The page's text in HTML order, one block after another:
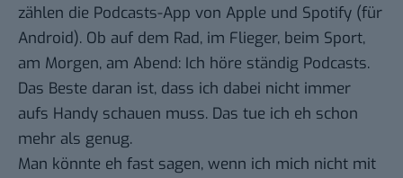
zählen die Podcasts-App von Apple und Spotify (für
Android). Ob auf dem Rad, im Flieger, beim Sport,
am Morgen, am Abend: Ich höre ständig Podcasts.
Das Beste daran ist, dass ich dabei nicht immer
aufs Handy schauen muss. Das tue ich eh schon
mehr als genug.
Man könnte eh fast sagen, wenn ich mich nicht mit